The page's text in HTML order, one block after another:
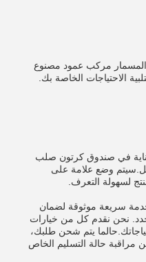
المسمار مركب عمود مصنوع
في صندوق كرتون صلب
وضع علامة على
لسهولة التعرف.
سريعة موثوقة لضمان
نحن نقدم كل من خيارات
يتم شحن طلبك،
حالة التسليم الخاص